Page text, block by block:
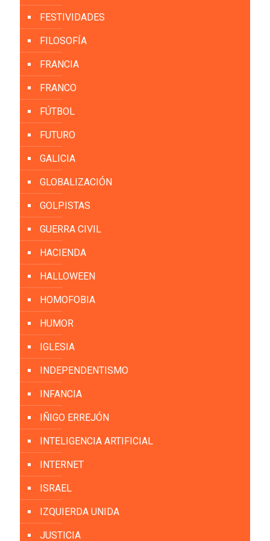
FESTIVIDADES
FILOSOFÍA
FRANCIA
FRANCO
FÚTBOL
FUTURO
GALICIA
GLOBALIZACIÓN
GOLPISTAS
GUERRA CIVIL
HACIENDA
HALLOWEEN
HOMOFOBIA
HUMOR
IGLESIA
INDEPENDENTISMO
INFANCIA
IÑIGO ERREJÓN
INTELIGENCIA ARTIFICIAL
INTERNET
ISRAEL
IZQUIERDA UNIDA
JUSTICIA